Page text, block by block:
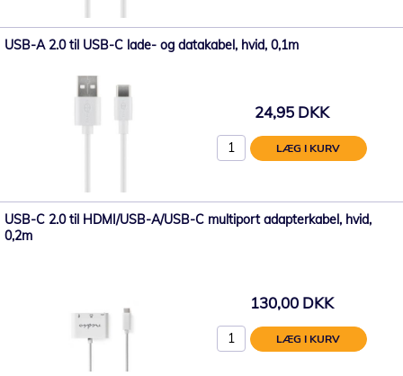
USB-A 2.0 til USB-C lade- og datakabel, hvid, 0,1m
24,95 DKK
LÆG I KURV
USB-C 2.0 til HDMI/USB-A/USB-C multiport adapterkabel, hvid,
0,2m
130,00 DKK
LÆG I KURV